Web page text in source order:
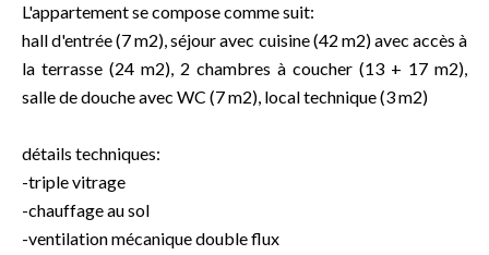
L'appartement se compose comme suit:
hall d'entrée (7 m2), séjour avec cuisine (42 m2) avec accès à
la terrasse (24 m2), 2 chambres à coucher (13 + 17 m2),
salle de douche avec WC (7 m2), local technique (3 m2)
détails techniques:
-triple vitrage
-chauffage au sol
-ventilation mécanique double flux